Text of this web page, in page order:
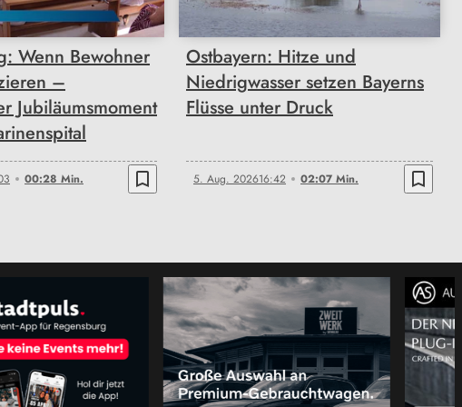
Wenn Bewohner
–
Jubiläumsmoment
00:28 Min. bookmark_border
Ostbayern: Hitze und
Niedrigwasser setzen Bayerns
Flüsse unter Druck
5. Aug. 202616:42 02:07 Min. bookmark_border